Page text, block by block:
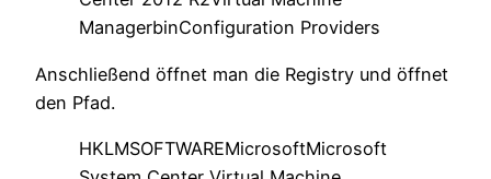
ManagerbinConfiguration Providers
Anschließend öffnet man die Registry und öffnet
den Pfad.
HKLMSOFTWAREMicrosoftMicrosoft